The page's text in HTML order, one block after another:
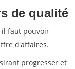
de qualité
il faut pouvoir
d'affaires.
progresser et